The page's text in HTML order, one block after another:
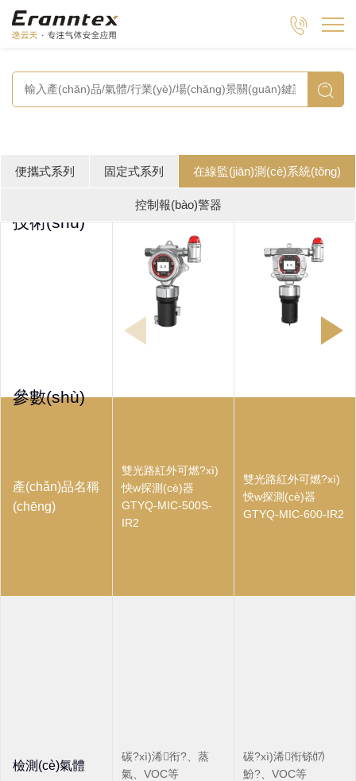

便攜式系列 固定式系列 在線監(jiān)測(cè)系統(tǒng)
控制報(bào)警器
技術(shù)
參數(shù)
產(chǎn)品名稱
(chēng)
檢測(cè)氣體
雙光路紅外可燃?xì)
怏w探測(cè)器
GTYQ-MIC-500S-
IR2
碳?xì)浠衔?、蒸
氣、VOC等
雙光路紅外可燃?xì)
怏w探測(cè)器
GTYQ-MIC-600-IR2
碳?xì)浠衔铩⒄
魵?、VOC等